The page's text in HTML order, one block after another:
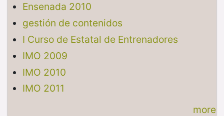
Ensenada 2010
gestión de contenidos
I Curso de Estatal de Entrenadores
IMO 2009
IMO 2010
IMO 2011
more